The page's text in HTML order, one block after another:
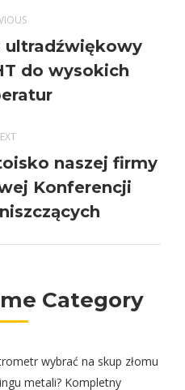
Previous
post:
ultradźwiękowy
do wysokich
Next
post:
naszej firmy
Konferencji
Category
wybrać na skup złomu
metali? Kompletny